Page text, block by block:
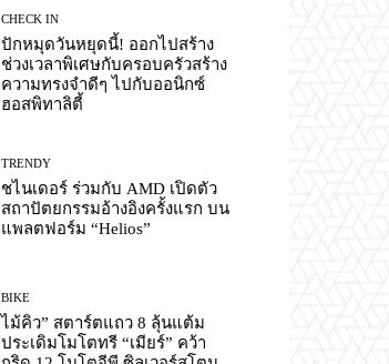
CHECK IN
ปักหมุดวันหยุดนี้! ออกไปสร้าง
ช่วงเวลาพิเศษกับครอบครัวสร้าง
ความทรงจำดีๆ ไปกับออนิกซ์
ฮอสพิทาลิตี้
TRENDY
ชไนเดอร์ ร่วมกับ AMD เปิดตัว
สถาปัตยกรรมอ้างอิงครั้งแรก บน
แพลตฟอร์ม “Helios”
BIKE
ไม้คิว” สตาร์ตแถว 8 ลุ้นแต้ม
ประเดิมโมโตทรี “เมียร์” คว้า